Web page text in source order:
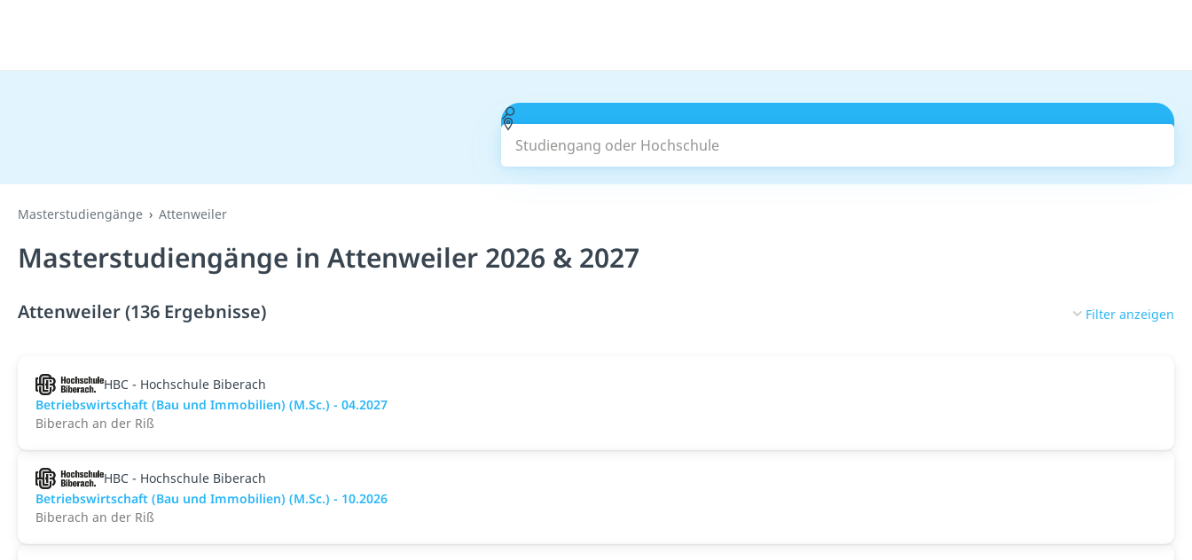
Studiengang oder Hochschule
Masterstudiengänge Attenweiler
Masterstudiengänge in Attenweiler 2026 & 2027
Attenweiler (136 Ergebnisse) Filter anzeigen
HBC - Hochschule Biberach
Betriebswirtschaft (Bau und Immobilien) (M.Sc.) - 04.2027
Biberach an der Riß
HBC - Hochschule Biberach
Betriebswirtschaft (Bau und Immobilien) (M.Sc.) - 10.2026
Biberach an der Riß